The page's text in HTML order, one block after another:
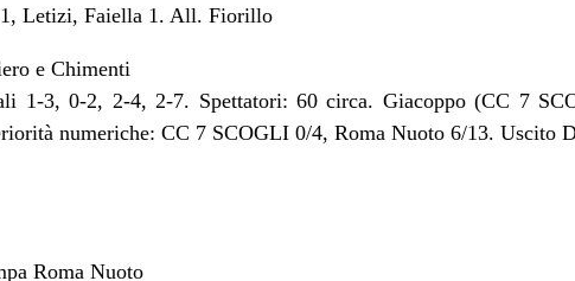
Letizi, Faiella 1. All. Fiorillo
e Chimenti
1-3, 0-2, 2-4, 2-7. Spettatori: 60 circa. Giacoppo (CC 7
numeriche: CC 7 SCOGLI 0/4, Roma Nuoto 6/13.
Roma Nuoto